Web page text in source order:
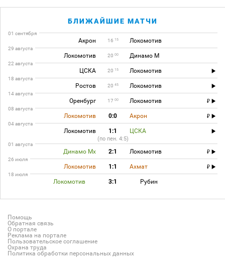
БЛИЖАЙШИЕ МАТЧИ
01 сентября
Акрон 16 15 Локомотив
29 августа
Локомотив 20 00 Динамо М
22 августа
ЦСКА 20 15 Локомотив
18 августа
Ростов 20 45 Локомотив
14 августа
Оренбург 17 00 Локомотив
08 августа
Локомотив 0:0 Акрон
04 августа
Локомотив 1:1 ЦСКА
(по пен. 4:5)
01 августа
Динамо Мх 2:1 Локомотив
26 июля
Локомотив 1:1 Ахмат
18 июля
Локомотив 3:1 Рубин
Помощь
Обратная связь
О портале
Реклама на портале
Пользовательское соглашение
Охрана труда
Политика обработки персональных данных